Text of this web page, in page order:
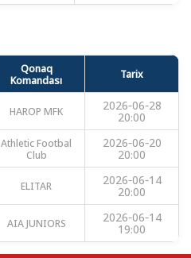
Qonaq
Komandası Tarix
HAROP MFK 2026-06-28
20:00
Athletic Footbal
Club
2026-06-20
20:00
ELITAR 2026-06-14
20:00
AIA JUNIORS 2026-06-14
19:00